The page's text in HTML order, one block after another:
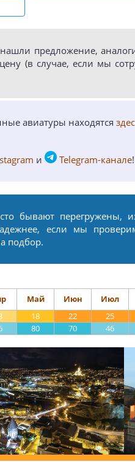
предложение,
(в случае, если мы
авиатуры находятся
и Telegram-канале!
бывают перегружены,
если мы
подбор.
Май Июн Июл
18 22 25
80 70 46